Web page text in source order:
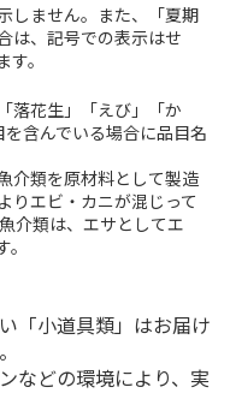
しません。また、「夏期
は、記号での表示はせ
。
落花生」「えび」「か
含んでいる場合に品目名
介類を原材料として製造
りエビ・カニが混じって
介類は、エサとしてエ
「小道具類」はお届け
などの環境により、実